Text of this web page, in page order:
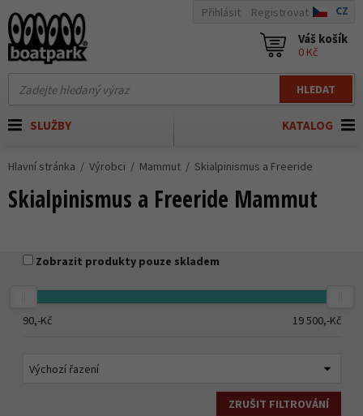
HLEDAT
Přihlásit Registrovat CZ
Váš košík
0 Kč
KATALOG
SLUŽBY
Hlavní stránka Výrobci Mammut Skialpinismus a Freeride
Skialpinismus a Freeride Mammut
Zobrazit produkty pouze skladem
90,-Kč 19 500,-Kč
ZRUŠIT FILTROVÁNÍ